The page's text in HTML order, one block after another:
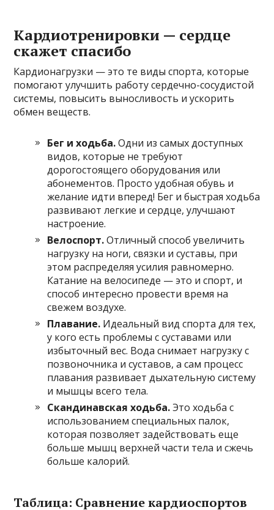
Кардиотренировки — сердце
скажет спасибо
Кардионагрузки — это те виды спорта, которые
помогают улучшить работу сердечно-сосудистой
системы, повысить выносливость и ускорить
обмен веществ.
Бег и ходьба.Одни из самых доступных
видов, которые не требуют
дорогостоящего оборудования или
абонементов. Просто удобная обувь и
желание идти вперед! Бег и быстрая ходьба
развивают легкие и сердце, улучшают
настроение.
Велоспорт.Отличный способ увеличить
нагрузку на ноги, связки и суставы, при
этом распределяя усилия равномерно.
Катание на велосипеде — это и спорт, и
способ интересно провести время на
свежем воздухе.
Плавание. Идеальный вид спорта для тех,
у кого есть проблемы с суставами или
избыточный вес. Вода снимает нагрузку с
позвоночника и суставов, а сам процесс
плавания развивает дыхательную систему
и мышцы всего тела.
Скандинавская ходьба.Это ходьба с
использованием специальных палок,
которая позволяет задействовать еще
больше мышц верхней части тела и сжечь
больше калорий.
Таблица: Сравнение кардиоспортов